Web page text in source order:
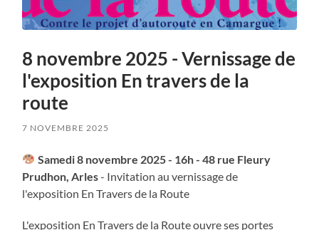
8 novembre 2025 - Vernissage de
l'exposition En travers de la
route
7 NOVEMBRE 2025
Samedi 8 novembre 2025 - 16h - 48 rue Fleury
Prudhon, Arles- Invitation au vernissage de
l'exposition En Travers de la Route
L'exposition En Travers de la Route ouvre ses portes